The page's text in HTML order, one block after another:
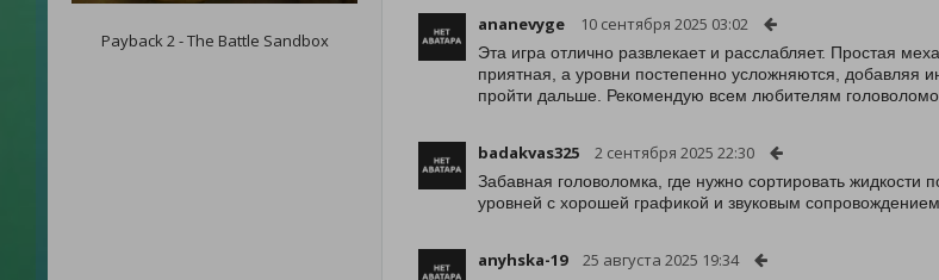
Payback 2 - The Battle Sandbox
ananevyge 10 сентября 2025 03:02
Эта игра отлично развлекает и расслабляет. Простая
приятная, а уровни постепенно усложняются, добавляя
пройти дальше. Рекомендую всем любителям
badakvas325 2 сентября 2025 22:30
Забавная головоломка, где нужно сортировать жидкости
уровней с хорошей графикой и звуковым
anyhska-19 25 августа 2025 19:34